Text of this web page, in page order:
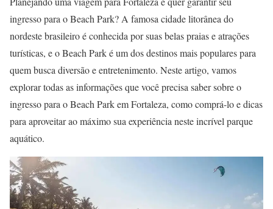
ingresso para o Beach Park? A famosa cidade litorânea do
nordeste brasileiro é conhecida por suas belas praias e atrações
turísticas, e o Beach Park é um dos destinos mais populares para
quem busca diversão e entretenimento. Neste artigo, vamos
explorar todas as informações que você precisa saber sobre o
ingresso para o Beach Park em Fortaleza, como comprá-lo e dicas
para aproveitar ao máximo sua experiência neste incrível parque
aquático.